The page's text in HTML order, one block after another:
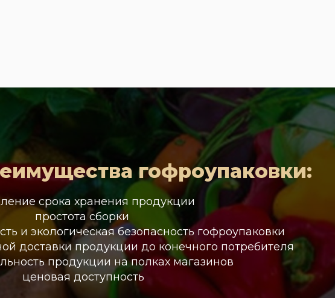
гофроупаковки:
срока хранения продукции
простота сборки
и экологическая безопасность гофроупаковки
доставки продукции до конечного потребителя
продукции на полках магазинов
ценовая доступность